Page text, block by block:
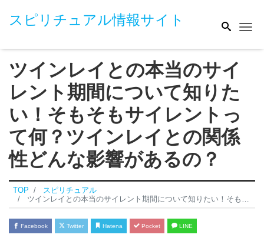
スピリチュアル情報サイト
ツインレイとの本当のサイ
レント期間について知りた
い！そもそもサイレントっ
て何？ツインレイとの関係
性どんな影響があるの？
TOP
スピリチュアル
ツインレイとの本当のサイレント期間について知りたい！そもそもサイレントって何？ツインレイとの関係性どんな影響があるの？
Facebook Twitter Hatena Pocket LINE